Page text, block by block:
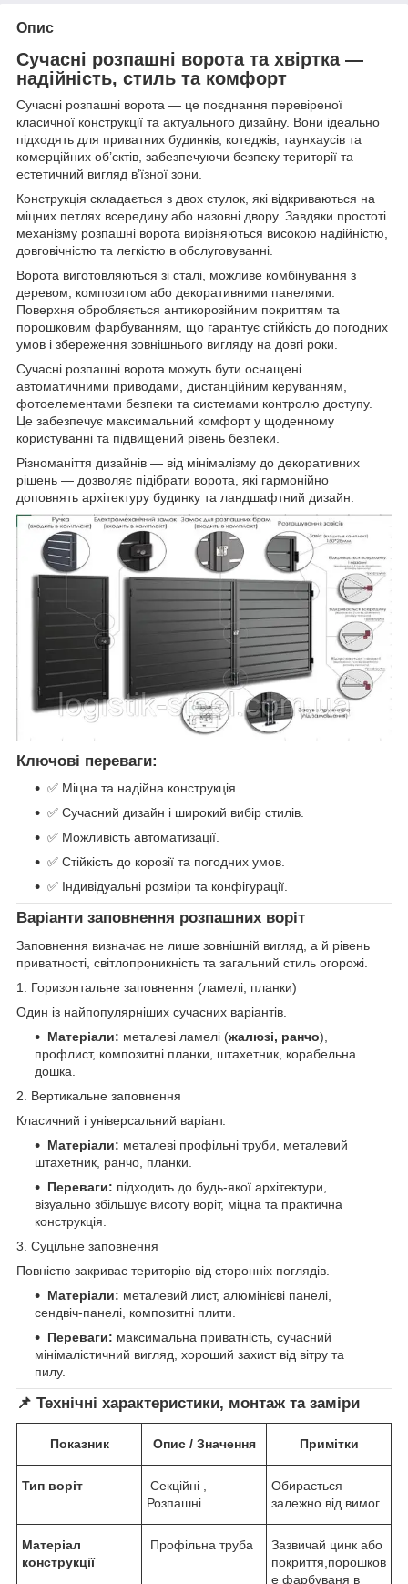
Опис
Сучасні розпашні ворота та хвіртка —
надійність, стиль та комфорт
Сучасні розпашні ворота — це поєднання перевіреної
класичної конструкції та актуального дизайну. Вони ідеально
підходять для приватних будинків, котеджів, таунхаусів та
комерційних об’єктів, забезпечуючи безпеку території та
естетичний вигляд в’їзної зони.
Конструкція складається з двох стулок, які відкриваються на
міцних петлях всередину або назовні двору. Завдяки простоті
механізму розпашні ворота вирізняються високою надійністю,
довговічністю та легкістю в обслуговуванні.
Ворота виготовляються зі сталі, можливе комбінування з
деревом, композитом або декоративними панелями.
Поверхня обробляється антикорозійним покриттям та
порошковим фарбуванням, що гарантує стійкість до погодних
умов і збереження зовнішнього вигляду на довгі роки.
Сучасні розпашні ворота можуть бути оснащені
автоматичними приводами, дистанційним керуванням,
фотоелементами безпеки та системами контролю доступу.
Це забезпечує максимальний комфорт у щоденному
користуванні та підвищений рівень безпеки.
Різноманіття дизайнів — від мінімалізму до декоративних
рішень — дозволяє підібрати ворота, які гармонійно
доповнять архітектуру будинку та ландшафтний дизайн.
Ключові переваги:
✅ Міцна та надійна конструкція.
✅ Сучасний дизайн і широкий вибір стилів.
✅ Можливість автоматизації.
✅ Стійкість до корозії та погодних умов.
✅ Індивідуальні розміри та конфігурації.
Варіанти заповнення розпашних воріт
Заповнення визначає не лише зовнішній вигляд, а й рівень
приватності, світлопроникність та загальний стиль огорожі.
1. Горизонтальне заповнення (ламелі, планки)
Один із найпопулярніших сучасних варіантів.
Матеріали: металеві ламелі (жалюзі, ранчо),
профлист, композитні планки, штахетник, корабельна
дошка.
2. Вертикальне заповнення
Класичний і універсальний варіант.
Матеріали: металеві профільні труби, металевий
штахетник, ранчо, планки.
Переваги: підходить до будь-якої архітектури,
візуально збільшує висоту воріт, міцна та практична
конструкція.
3. Суцільне заповнення
Повністю закриває територію від сторонніх поглядів.
Матеріали: металевий лист, алюмінієві панелі,
сендвіч-панелі, композитні плити.
Переваги: максимальна приватність, сучасний
мінімалістичний вигляд, хороший захист від вітру та
пилу.
📌 Технічні характеристики, монтаж та заміри
Показник Опис / Значення Примітки
Тип воріт
Секційні ,
Розпашні
Обирається
залежно від вимог
Матеріал
конструкції
Профільна труба
Зазвичай цинк або
покриття,порошков
е фарбуваня в